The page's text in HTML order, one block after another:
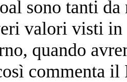
sono tanti da
valori visti in
quando
commenta